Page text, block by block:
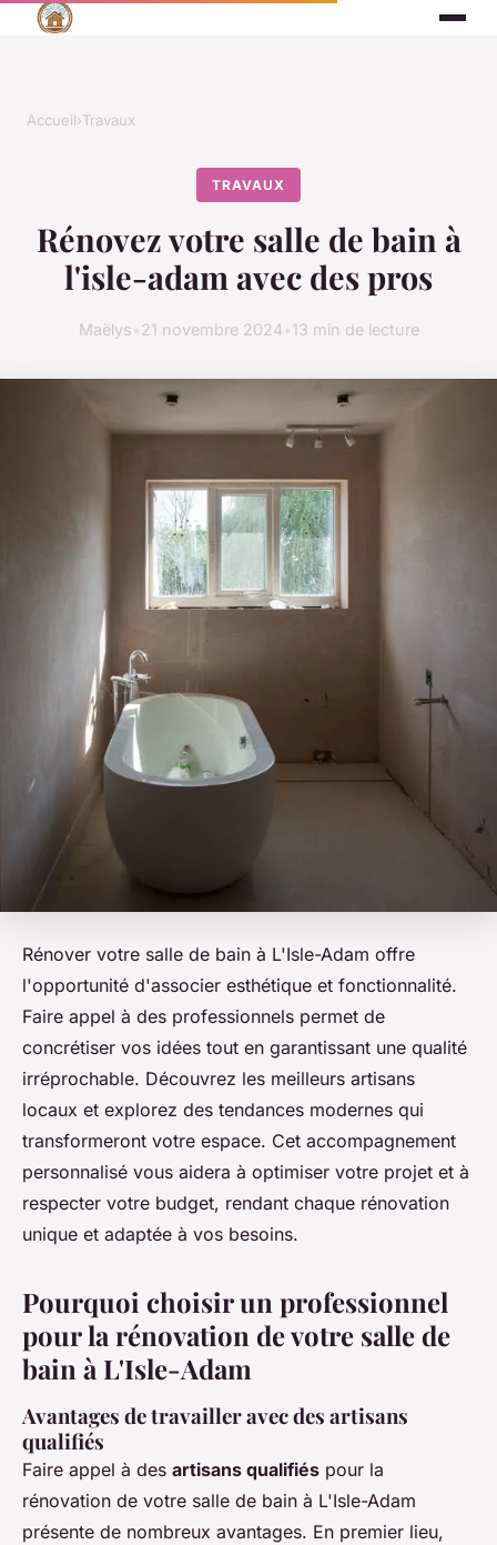
Accueil›Travaux
TRAVAUX
Rénovez votre salle de bain à
l'isle-adam avec des pros
Maëlys 21 novembre 2024 13 min de lecture
Rénover votre salle de bain à L'Isle-Adam offre
l'opportunité d'associer esthétique et fonctionnalité.
Faire appel à des professionnels permet de
concrétiser vos idées tout en garantissant une qualité
irréprochable. Découvrez les meilleurs artisans
locaux et explorez des tendances modernes qui
transformeront votre espace. Cet accompagnement
personnalisé vous aidera à optimiser votre projet et à
respecter votre budget, rendant chaque rénovation
unique et adaptée à vos besoins.
Pourquoi choisir un professionnel
pour la rénovation de votre salle de
bain à L'Isle-Adam
Avantages de travailler avec des artisans
qualifiés
Faire appel à des artisans qualifiés pour la
rénovation de votre salle de bain à L'Isle-Adam
présente de nombreux avantages. En premier lieu,